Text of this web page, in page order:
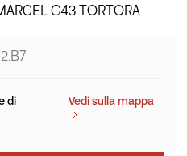
G43 TORTORA
di
Vedi sulla mappa